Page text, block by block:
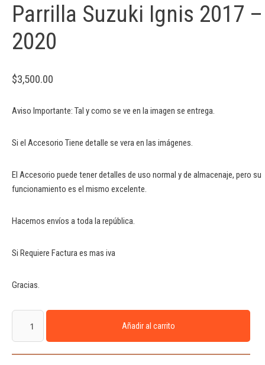
Parrilla Suzuki Ignis 2017 –
2020
$3,500.00
Aviso Importante: Tal y como se ve en la imagen se entrega.
Si el Accesorio Tiene detalle se vera en las imágenes.
El Accesorio puede tener detalles de uso normal y de almacenaje, pero su
funcionamiento es el mismo excelente.
Hacemos envíos a toda la república.
Si Requiere Factura es mas iva
Gracias.
Añadir al carrito